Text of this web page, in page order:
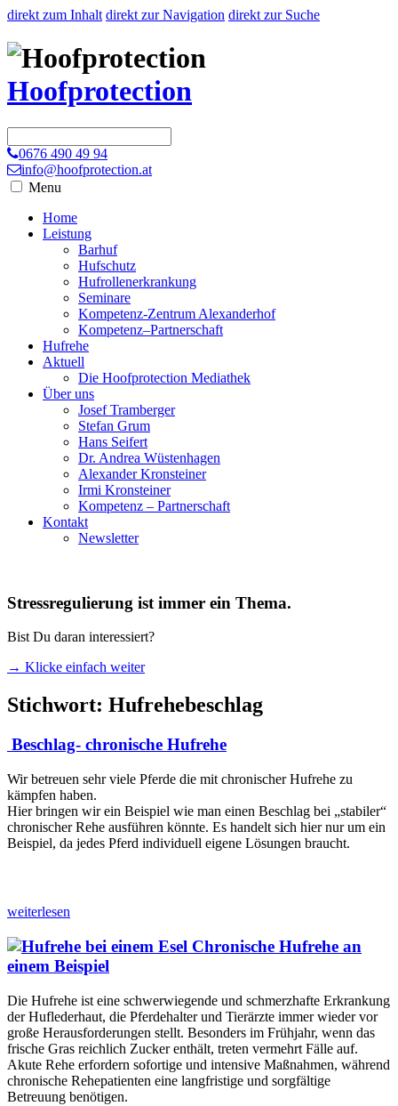
direkt zum Inhalt direkt zur Navigation direkt zur Suche
Hoofprotection
0676 490 49 94
info@hoofprotection.at
Menu
Home
Leistung
Barhuf
Hufschutz
Hufrollenerkrankung
Seminare
Kompetenz-Zentrum Alexanderhof
Kompetenz–Partnerschaft
Hufrehe
Aktuell
Die Hoofprotection Mediathek
Über uns
Josef Tramberger
Stefan Grum
Hans Seifert
Dr. Andrea Wüstenhagen
Alexander Kronsteiner
Irmi Kronsteiner
Kompetenz – Partnerschaft
Kontakt
Newsletter
Stressregulierung ist immer ein Thema.
Bist Du daran interessiert?
→ Klicke einfach weiter
Stichwort: Hufrehebeschlag
Beschlag- chronische Hufrehe
Wir betreuen sehr viele Pferde die mit chronischer Hufrehe zu
kämpfen haben.
Hier bringen wir ein Beispiel wie man einen Beschlag bei „stabiler“
chronischer Rehe ausführen könnte. Es handelt sich hier nur um ein
Beispiel, da jedes Pferd individuell eigene Lösungen braucht.
weiterlesen
Chronische Hufrehe an
einem Beispiel
Die Hufrehe ist eine schwerwiegende und schmerzhafte Erkrankung
der Huflederhaut, die Pferdehalter und Tierärzte immer wieder vor
große Herausforderungen stellt. Besonders im Frühjahr, wenn das
frische Gras reichlich Zucker enthält, treten vermehrt Fälle auf.
Akute Rehe erfordern sofortige und intensive Maßnahmen, während
chronische Rehepatienten eine langfristige und sorgfältige
Betreuung benötigen.